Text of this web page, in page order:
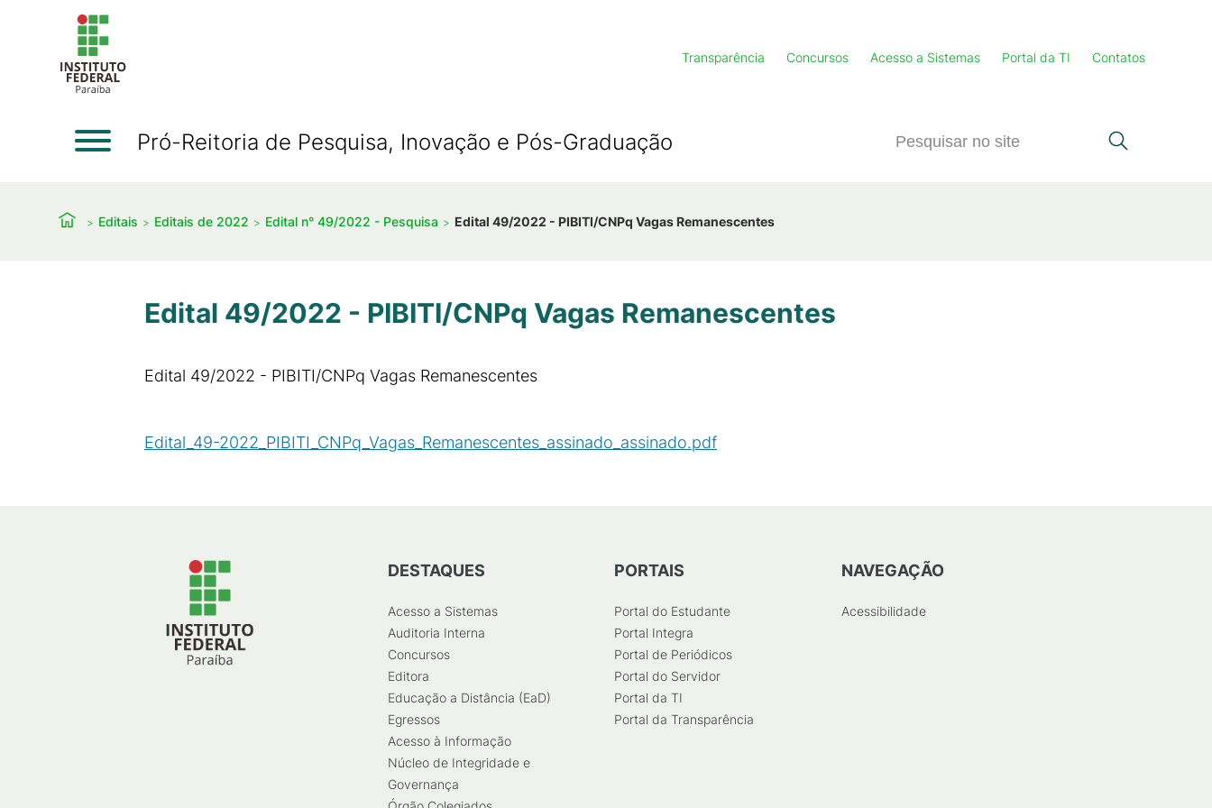
Transparência Concursos Acesso a Sistemas Portal da TI Contatos
Pró-Reitoria de Pesquisa, Inovação e Pós-Graduação
Editais Editais de 2022 Edital n° 49/2022 - Pesquisa Edital 49/2022 - PIBITI/CNPq Vagas Remanescentes
Edital 49/2022 - PIBITI/CNPq Vagas Remanescentes
Edital 49/2022 - PIBITI/CNPq Vagas Remanescentes
Edital_49-2022_PIBITI_CNPq_Vagas_Remanescentes_assinado_assinado.pdf
DESTAQUES
Acesso a Sistemas
Auditoria Interna
Concursos
Editora
Educação a Distância (EaD)
Egressos
Acesso à Informação
Núcleo de Integridade e
Governança
PORTAIS
Portal do Estudante
Portal Integra
Portal de Periódicos
Portal do Servidor
Portal da TI
Portal da Transparência
NAVEGAÇÃO
Acessibilidade